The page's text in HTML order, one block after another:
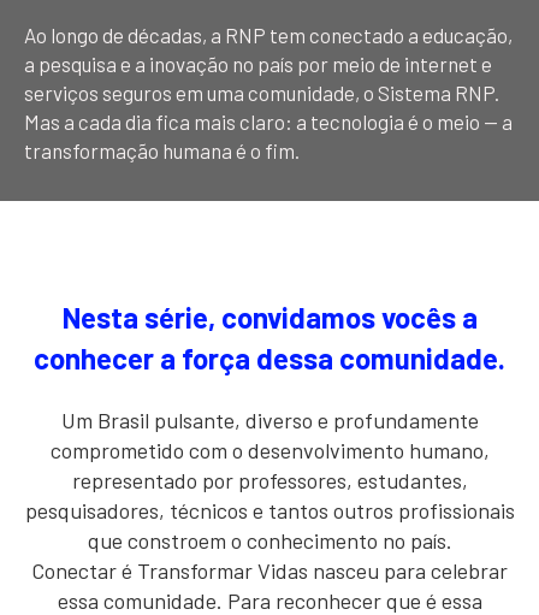
Ao longo de décadas, a RNP tem conectado a educação,
a pesquisa e a inovação no país por meio de internet e
serviços seguros em uma comunidade, o Sistema RNP.
Mas a cada dia fica mais claro: a tecnologia é o meio — a
transformação humana é o fim.
Nesta série, convidamos vocês a
conhecer a força dessa comunidade.
Um Brasil pulsante, diverso e profundamente
comprometido com o desenvolvimento humano,
representado por professores, estudantes,
pesquisadores, técnicos e tantos outros profissionais
que constroem o conhecimento no país.
Conectar é Transformar Vidas nasceu para celebrar
essa comunidade. Para reconhecer que é essa